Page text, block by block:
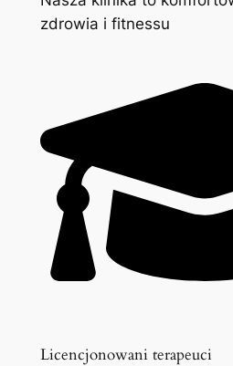
zdrowia i fitnessu
Licencjonowani terapeuci